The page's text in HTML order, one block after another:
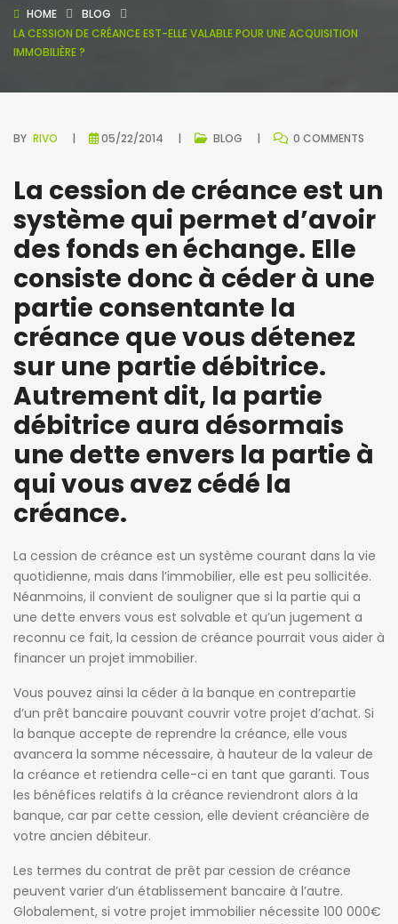
HOME
BLOG
LA CESSION DE CRÉANCE EST-ELLE VALABLE POUR UNE ACQUISITION
IMMOBILIÈRE ?
BY RIVO 05/22/2014 BLOG 0 COMMENTS
La cession de créance est un
système qui permet d’avoir
des fonds en échange. Elle
consiste donc à céder à une
partie consentante la
créance que vous détenez
sur une partie débitrice.
Autrement dit, la partie
débitrice aura désormais
une dette envers la partie à
qui vous avez cédé la
créance.
La cession de créance est un système courant dans la vie
quotidienne, mais dans l’immobilier, elle est peu sollicitée.
Néanmoins, il convient de souligner que si la partie qui a
une dette envers vous est solvable et qu’un jugement a
reconnu ce fait, la cession de créance pourrait vous aider à
financer un projet immobilier.
Vous pouvez ainsi la céder à la banque en contrepartie
d’un prêt bancaire pouvant couvrir votre projet d’achat. Si
la banque accepte de reprendre la créance, elle vous
avancera la somme nécessaire, à hauteur de la valeur de
la créance et retiendra celle-ci en tant que garanti. Tous
les bénéfices relatifs à la créance reviendront alors à la
banque, car par cette cession, elle devient créancière de
votre ancien débiteur.
Les termes du contrat de prêt par cession de créance
peuvent varier d’un établissement bancaire à l’autre.
Globalement, si votre projet immobilier nécessite 100 000€